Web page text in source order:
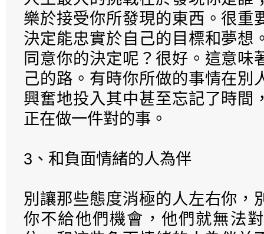
樂於接受你所發現的東西。很重
決定能忠實於自己的目標和夢想
同意你的決定呢？很好。這意味
己的路。有時你所做的事情在別
興奮地投入其中甚至忘記了時間
正在做一件對的事。
3、和負面情緒的人為伴
別讓那些態度消極的人左右你，
你不給他們機會，他們就無法